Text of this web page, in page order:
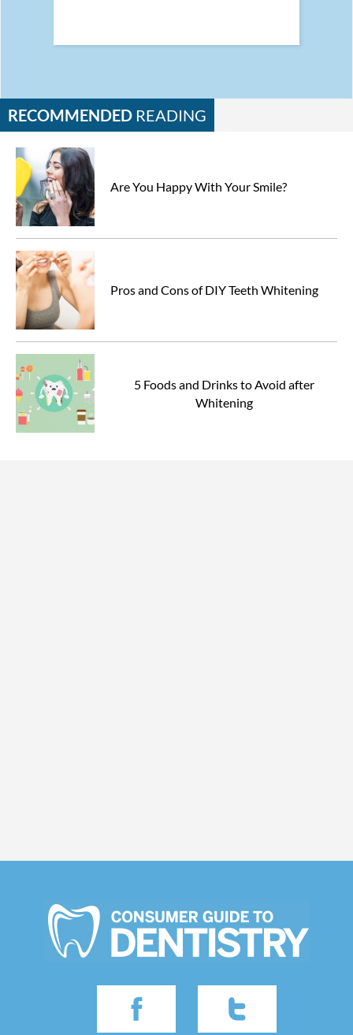
RECOMMENDED READING
Are You Happy With Your Smile?
Pros and Cons of DIY Teeth Whitening
5 Foods and Drinks to Avoid after
Whitening